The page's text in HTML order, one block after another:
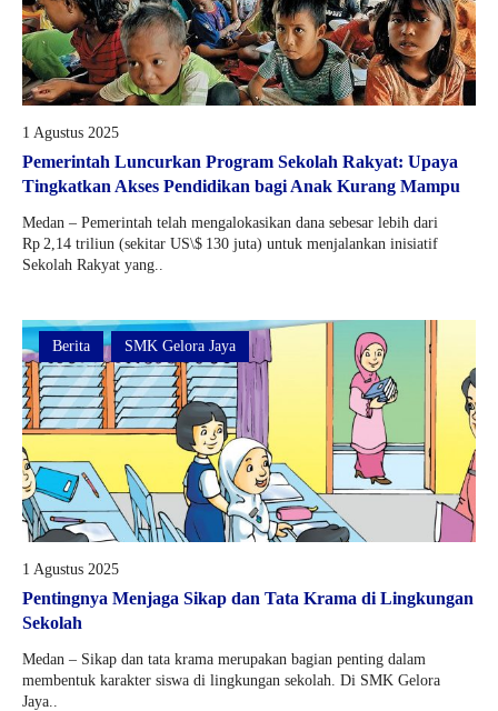
1 Agustus 2025
Pemerintah Luncurkan Program Sekolah Rakyat: Upaya
Tingkatkan Akses Pendidikan bagi Anak Kurang Mampu
Medan – Pemerintah telah mengalokasikan dana sebesar lebih dari
Rp 2,14 triliun (sekitar US\$ 130 juta) untuk menjalankan inisiatif
Sekolah Rakyat yang..
Berita SMK Gelora Jaya
1 Agustus 2025
Pentingnya Menjaga Sikap dan Tata Krama di Lingkungan
Sekolah
Medan – Sikap dan tata krama merupakan bagian penting dalam
membentuk karakter siswa di lingkungan sekolah. Di SMK Gelora
Jaya..